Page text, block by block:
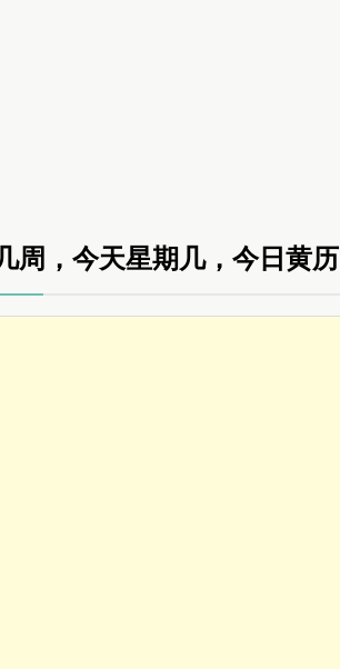
周，今天星期几，今日黄历